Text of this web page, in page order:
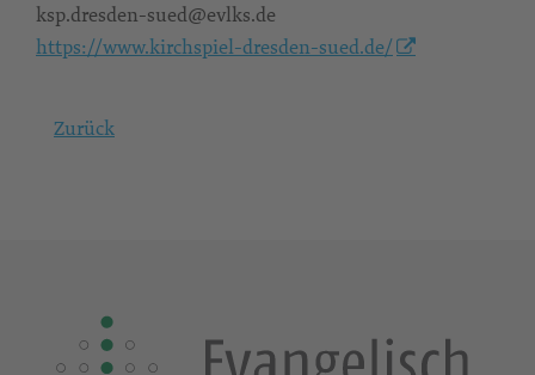
ksp.dresden-sued@evlks.de
https://www.kirchspiel-dresden-sued.de/
Zurück